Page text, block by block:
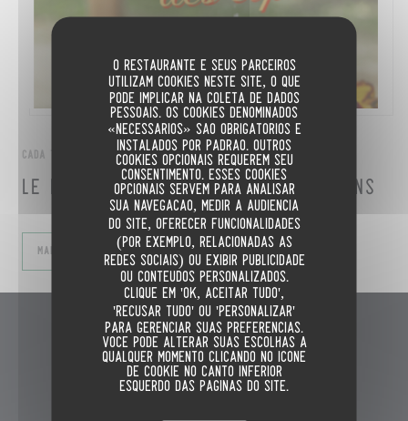
O restaurante e seus parceiros
utilizam cookies neste site, o que
pode implicar na coleta de dados
pessoais. Os cookies denominados
«necessários» são obrigatórios e
instalados por padrão. Outros
cookies opcionais requerem seu
consentimento. Esses cookies
opcionais servem para analisar
sua navegação, medir a audiência
do site, oferecer funcionalidades
(por exemplo, relacionadas às
redes sociais) ou exibir publicidade
ou conteúdos personalizados.
Clique em 'OK, aceitar tudo',
'Recusar tudo' ou 'Personalizar'
para gerenciar suas preferências.
Você pode alterar suas escolhas a
qualquer momento clicando no ícone
de cookie no canto inferior
esquerdo das páginas do site.
CADA TERÇA-FEIRA DO 00H00 NO 00H00
LE MARDI C'EST BARBECUE DES COPAINS
MAIS INFORMAÇÕES((ABRE NUMA NOVA JANELA))
L'Intermède
3 Rue de la Mare Neuve 91080 Evry